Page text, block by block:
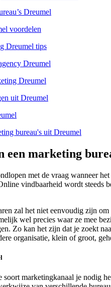
Dreumel
voordelen
Dreumel tips
Dreumel
Dreumel
uit Dreumel
bureau's uit Dreumel
een marketing
met de vraag wanneer
vindbaarheid wordt steeds
zal het niet eenvoudig zijn
wel precies waar ze mee
Zo kan het zijn dat je zoekt
organisatie, klein of groot,
soort marketingkanaal je nodig